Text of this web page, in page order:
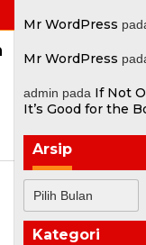
Mr WordPress
Mr WordPress
admin pada If Not
It’s Good for the
Arsip
Kategori